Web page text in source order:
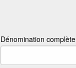
Dénomination complète